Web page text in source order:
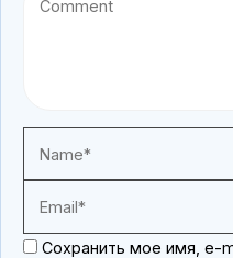
Сохранить мое имя, e-